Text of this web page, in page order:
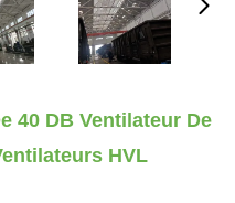
40 DB Ventilateur De
HVL